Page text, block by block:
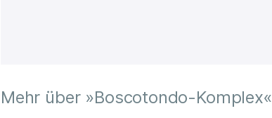
Mehr über »Boscotondo-